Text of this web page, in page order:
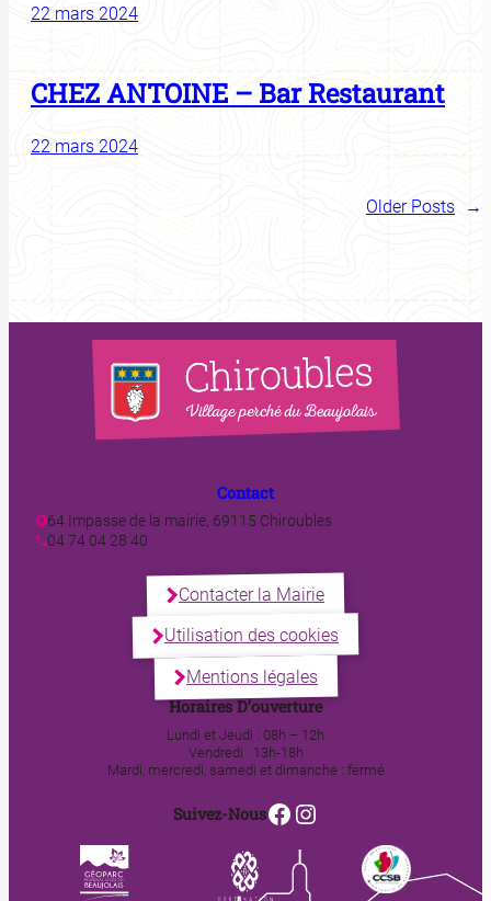
22 mars 2024
CHEZ ANTOINE – Bar Restaurant
22 mars 2024
Older Posts →
Contact
64 Impasse de la mairie, 69115 Chiroubles
04 74 04 28 40
Contacter la Mairie
Utilisation des cookies
Mentions légales
Horaires D’ouverture
Lundi et Jeudi : 08h – 12h
Vendredi : 13h-18h
Mardi, mercredi, samedi et dimanche : fermé
Suivez-NousFacebook
Instagram